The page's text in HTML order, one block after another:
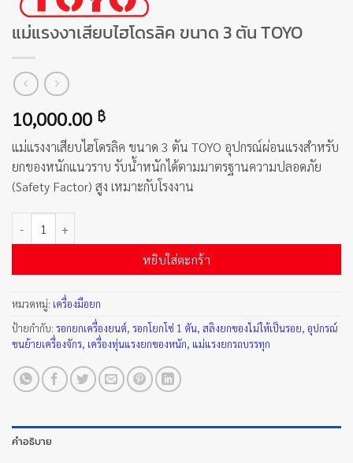
แม่แรงงาเสียบไฮโดรลิค ขนาด 3 ตัน TOYO
10,000.00 ฿
แม่แรงงาเสียบไฮโดรลิค ขนาด 3 ตัน TOYO อุปกรณ์ผ่อนแรงสำหรับ
ยกของหนักแนวราบ รับน้ำหนักได้ตามมาตรฐานความปลอดภัย
(Safety Factor) สูง เหมาะกับโรงงาน
หยิบใส่ตะกร้า
หมวดหมู่: เครื่องมือยก
ป้ายกำกับ: รอกยกเครื่องยนต์, รอกโยกโซ่ 1 ตัน, สลิงยกของไม่ให้เป็นรอย, อุปกรณ์
ขนย้ายเครื่องจักร, เครื่องทุ่นแรงยกของหนัก, แม่แรงยกรถบรรทุก
คำอธิบาย